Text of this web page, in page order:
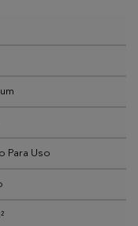
Para Uso